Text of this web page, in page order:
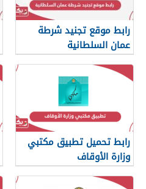
رابط موقع تجنيد شرطة
عمان السلطانية
رابط تحميل تطبيق مكتبي
وزارة الأوقاف